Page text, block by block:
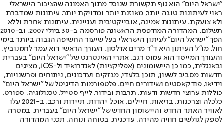
"ישראל היום" הוא גוף תקשורת שנוסד מתוך האמונה שהציבור הישראלי
ראוי לעיתונות טובה יותר, מאוזנת יותר ומדויקת יותר. עיתונות שמדברת
ולא צועקת. עיתונות אמינה, אובייקטיבית ועניינית. עיתונות אחרת וללא
תשלום. המהדורה המודפסת הראשונה פורסמה ב-30 ביולי 2007, וב-2010
הפך "ישראל היום" לעיתון הישראלי בעל שיעור החשיפה הגבוה ביותר בימי
חול. מו"ל העיתון היא ד"ר מרים אדלסון. העורך הראשי הוא עמר לחמנוביץ,
והעורך המייסד הוא עמוס רגב. אתרי האינטרנט של "ישראל היום" בעברית
ובאנגלית, כמו כן היישומונים (אפליקציות) לאנדרואיד ול-iOS, מציגים
חדשות מסביב לשעון, תוכן בלעדי, מבזקים ועדכונים, ניתוחים ופרשנויות,
וידיאו, פודקאסטים ושידורים חיים. פלטפורמות הדיגיטל של "ישראל היום"
כוללות ערוצי חדשות ודעות, תרבות ובידור, לייף סטייל, טכנולוגיה, ספורט,
כלכלה וצרכנות, בריאות, חיילים, אוכל, יהדות, תיירות ורכב. ב-2021 עלו
לאוויר האתר החדש והיישומון החדש של "ישראל היום" בעברית, במטרה
לספק לגולשים חוויה מהירה, עדכנית, בטוחה ונוחה. תכני המהדורה